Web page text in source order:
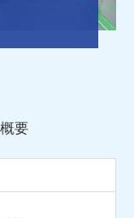
要